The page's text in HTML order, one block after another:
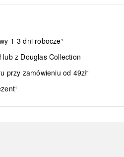
1-3 dni robocze¹
lub z Douglas Collection
przy zamówieniu od 49zł¹